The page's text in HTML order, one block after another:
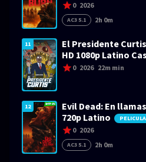
0 2026
AC3 5.1 2h 0m
11
El Presidente
HD 1080p Latino
0 2026 22m min
12
Evil Dead: En
720p Latino
PELICULA
0 2026
AC3 5.1 2h 0m